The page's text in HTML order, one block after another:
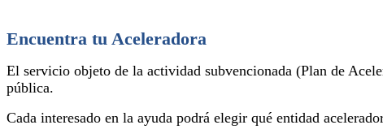
Encuentra tu Aceleradora
El servicio objeto de la actividad subvencionada (Plan de
pública.
Cada interesado en la ayuda podrá elegir qué entidad